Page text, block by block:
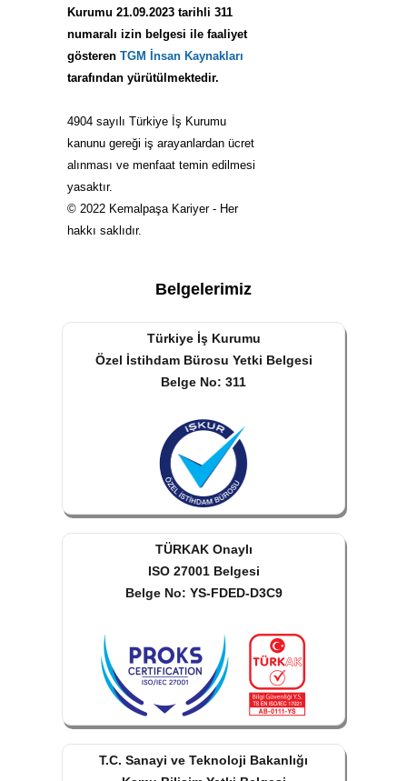
Kurumu 21.09.2023 tarihli 311
numaralı izin belgesi ile faaliyet
gösteren TGM İnsan Kaynakları
tarafından yürütülmektedir.
4904 sayılı Türkiye İş Kurumu
kanunu gereği iş arayanlardan ücret
alınması ve menfaat temin edilmesi
yasaktır.
© 2022 Kemalpaşa Kariyer - Her
hakkı saklıdır.
Belgelerimiz
Türkiye İş Kurumu
Özel İstihdam Bürosu Yetki Belgesi
Belge No: 311
TÜRKAK Onaylı
ISO 27001 Belgesi
Belge No: YS-FDED-D3C9
T.C. Sanayi ve Teknoloji Bakanlığı